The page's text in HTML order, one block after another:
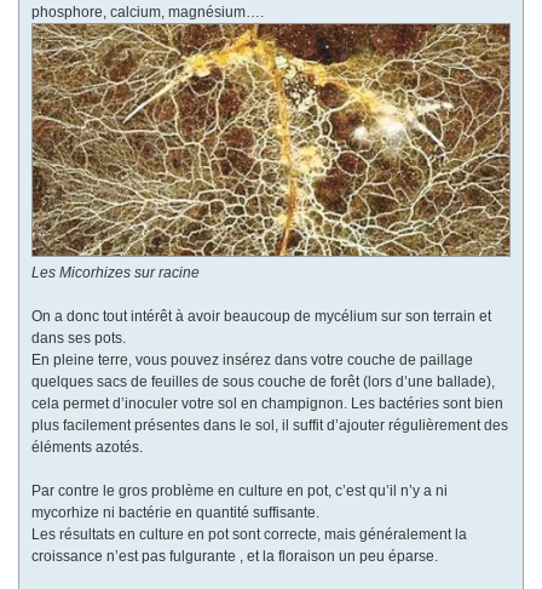
phosphore, calcium, magnésium….
Les Micorhizes sur racine
On a donc tout intérêt à avoir beaucoup de mycélium sur son terrain et
dans ses pots.
En pleine terre, vous pouvez insérez dans votre couche de paillage
quelques sacs de feuilles de sous couche de forêt (lors d’une ballade),
cela permet d’inoculer votre sol en champignon. Les bactéries sont bien
plus facilement présentes dans le sol, il suffit d’ajouter régulièrement des
éléments azotés.
Par contre le gros problème en culture en pot, c’est qu’il n’y a ni
mycorhize ni bactérie en quantité suffisante.
Les résultats en culture en pot sont correcte, mais généralement la
croissance n’est pas fulgurante , et la floraison un peu éparse.